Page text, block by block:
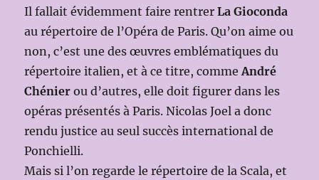
Il fallait évidemment faire rentrerLa Gioconda
au répertoire de l’Opéra de Paris. Qu’on aime ou
non, c’est une des œuvres emblématiques du
répertoire italien, et à ce titre, commeAndré
Chénier ou d’autres, elle doit figurer dans les
opéras présentés à Paris. Nicolas Joel a donc
rendu justice au seul succès international de
Ponchielli.
Mais si l’on regarde le répertoire de la Scala, et